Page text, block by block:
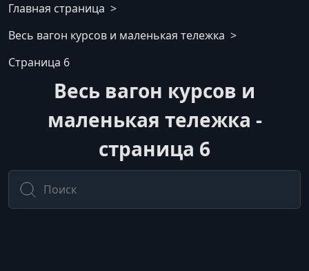
Главная страница
Весь вагон курсов и маленькая тележка
Страница 6
Весь вагон курсов и
маленькая тележка -
страница 6